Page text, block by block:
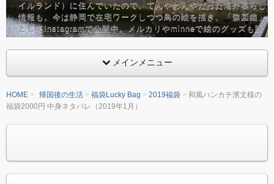
イルランド）に住んでいたので、てんやわんやだった海外暮らし
情報も。今は静岡で在宅ワークしつつ鳥の絵を描き、「森図鑑」
としてInstagramで公開中。メルカリやminneで絵のグッズも販
売しています。バッグ、鳥グッズフリーク。
メインメニュー
HOME 帰国後の生活 福袋Lucky Bag 2019福袋
和風ハンカチ濱文様の
福袋2000円 中身ネタバレ（2019年1月）